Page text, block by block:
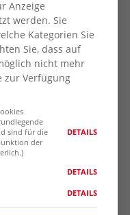
Entwicklung
dies unter den
wäre.
schaffen, in der
auf Augenhöhe
Jochen Gottke,
KV Wesel in
dem AWO-
Mobilisierungen
aus dem
noch gerecht
Anzeige
werden. Sie
Kategorien Sie
Sie, dass auf
nicht mehr
zur Verfügung
sind für die
der
DETAILS
DETAILS
DETAILS